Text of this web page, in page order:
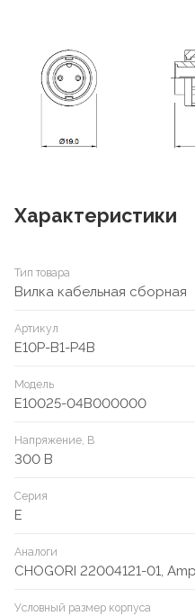
Характеристики
Тип товара
Вилка кабельная сборная
Артикул
E10P-B1-P4B
Модель
E10025-04B000000
Напряжение, В
300 В
Серия
E
Аналоги
CHOGORI 22004121-01,
Условный размер корпуса